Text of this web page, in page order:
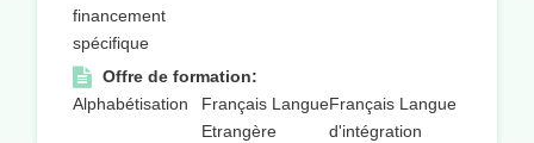
financement
spécifique
Offre de formation:
Alphabétisation
Français Langue
Etrangère
Français Langue
d'intégration